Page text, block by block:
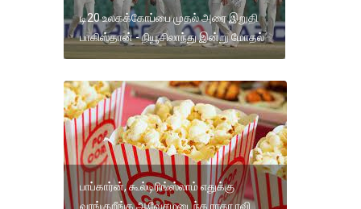
டி20 உலகக்கோப்பை முதல் அரை இறுதி
பாகிஸ்தான் - நியூசிலாந்து இன்று மோதல்
பாப்கார்ன், கூல்டிரிங்ஸ்லாம் எதுக்கு
வாங்குறீங்க.ஆவேசமடைந்த ராதா ரவி